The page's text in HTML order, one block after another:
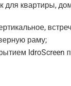
квартиры,
раму;
IdroScreen